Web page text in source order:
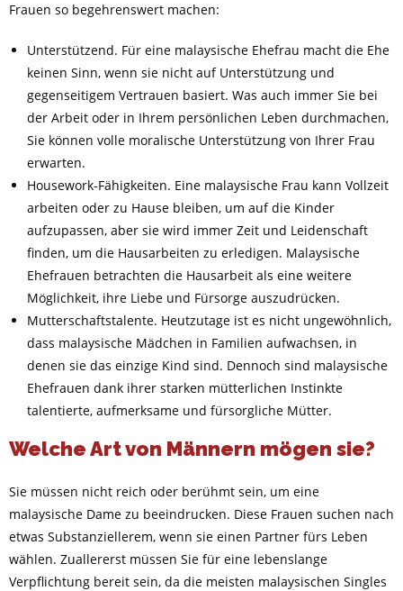
Frauen so begehrenswert machen:
Unterstützend. Für eine malaysische Ehefrau macht die Ehe
keinen Sinn, wenn sie nicht auf Unterstützung und
gegenseitigem Vertrauen basiert. Was auch immer Sie bei
der Arbeit oder in Ihrem persönlichen Leben durchmachen,
Sie können volle moralische Unterstützung von Ihrer Frau
erwarten.
Housework-Fähigkeiten. Eine malaysische Frau kann Vollzeit
arbeiten oder zu Hause bleiben, um auf die Kinder
aufzupassen, aber sie wird immer Zeit und Leidenschaft
finden, um die Hausarbeiten zu erledigen. Malaysische
Ehefrauen betrachten die Hausarbeit als eine weitere
Möglichkeit, ihre Liebe und Fürsorge auszudrücken.
Mutterschaftstalente. Heutzutage ist es nicht ungewöhnlich,
dass malaysische Mädchen in Familien aufwachsen, in
denen sie das einzige Kind sind. Dennoch sind malaysische
Ehefrauen dank ihrer starken mütterlichen Instinkte
talentierte, aufmerksame und fürsorgliche Mütter.
Welche Art von Männern mögen sie?
Sie müssen nicht reich oder berühmt sein, um eine
malaysische Dame zu beeindrucken. Diese Frauen suchen nach
etwas Substanziellerem, wenn sie einen Partner fürs Leben
wählen. Zuallererst müssen Sie für eine lebenslange
Verpflichtung bereit sein, da die meisten malaysischen Singles